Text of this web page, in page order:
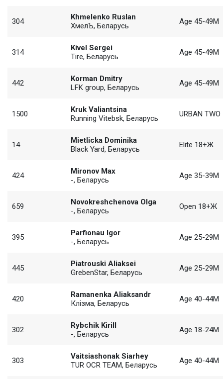
304
Khmelenko Ruslan
ХмелЪ, Беларусь
Age 45-49М
314
Kivel Sergei
Tire, Беларусь
Age 45-49М
442
Korman Dmitry
LFK group, Беларусь
Age 45-49М
1500
Kruk Valiantsina
Running Vitebsk, Беларусь
URBAN TWO
14
Mietlicka Dominika
Black Yard, Беларусь
Elite 18+Ж
424
Mironov Max
-, Беларусь
Age 35-39М
659
Novokreshchenova Olga
-, Беларусь
Open 18+Ж
395
Parfionau Igor
-, Беларусь
Age 25-29М
445
Piatrouski Aliaksei
GrebenStar, Беларусь
Age 25-29М
420
Ramanenka Aliaksandr
Клiзма, Беларусь
Age 40-44М
302
Rybchik Kirill
-, Беларусь
Age 18-24М
303
Vaitsiashonak Siarhey
TUR OCR TEAM, Беларусь
Age 40-44М